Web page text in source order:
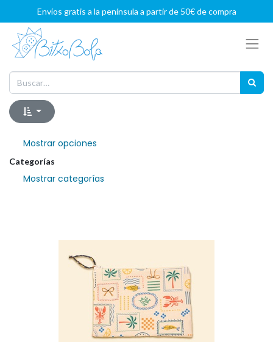
Envíos gratis a la península a partir de 50€ de compra
Mostrar opciones
Categorías
Mostrar categorías